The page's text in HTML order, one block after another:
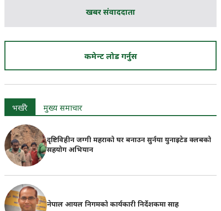
खबर संवाददाता
कमेन्ट लोड गर्नुस
भर्खरै मुख्य समाचार
दृष्टिविहीन जग्गी महराको घर बनाउन सुर्नया युनाइटेड क्लबको
सहयोग अभियान
नेपाल आयल निगमको कार्यकारी निर्देशकमा साह